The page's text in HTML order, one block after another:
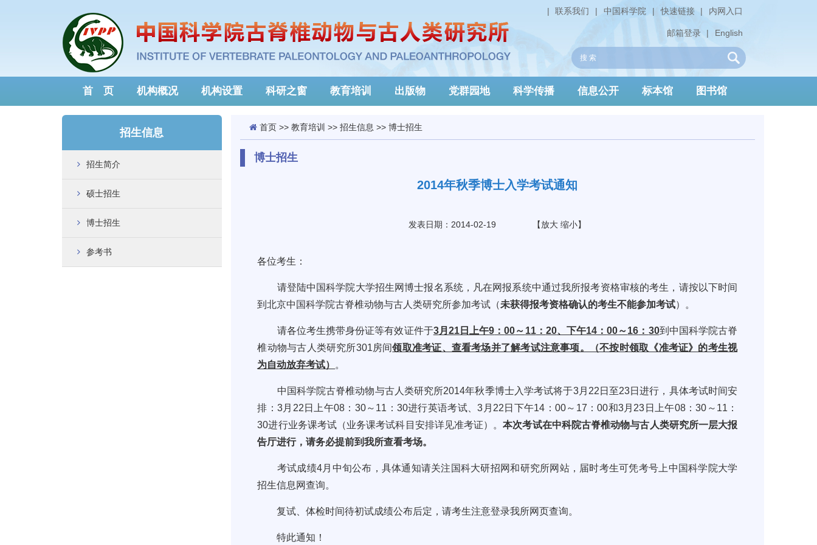
内网入口
|
快速链接
|
中国科学院
|
联系我们
|
English
|
邮箱登录
首 页 机构概况 机构设置 科研之窗 教育培训 出版物 党群园地 科学传播 信息公开 标本馆 图书馆
招生信息
招生简介
硕士招生
博士招生
参考书
首页>> 教育培训 >> 招生信息 >> 博士招生
博士招生
2014年秋季博士入学考试通知
发表日期：2014-02-19 【放大 缩小】
各位考生：
请登陆中国科学院大学招生网博士报名系统，凡在网报系统中通过我所报考资格审核的考生，请按以下时间
到北京中国科学院古脊椎动物与古人类研究所参加考试（未获得报考资格确认的考生不能参加考试）。
请各位考生携带身份证等有效证件于3月 21日上午9 ：00～ 11： 20、下午14 ：00～16 ： 30到中国科学院古脊
椎动物与古人类研究所301房间领取准考证、查看考场并了解考试注意事项。（不按时领取《准考证》的考生视
为自动放弃考试） 。
中国科学院古脊椎动物与古人类研究所2014年秋季博士入学考试将于3月 22 日至23日进行，具体考试时间安
排：3月 22 日上午08： 30～ 11 ： 30进行英语考试、3 月 22 日下午14 ： 00～ 17 ：00和3月 23 日上午08：30 ～ 11 ：
30进行业务课考试（业务课考试科目安排详见准考证）。本次考试在中科院古脊椎动物与古人类研究所一层大报
告厅进行，请务必提前到我所查看考场。
考试成绩4月中旬公布，具体通知请关注国科大研招网和研究所网站，届时考生可凭考号上中国科学院大学
招生信息网查询。
复试、体检时间待初试成绩公布后定，请考生注意登录我所网页查询。
特此通知！